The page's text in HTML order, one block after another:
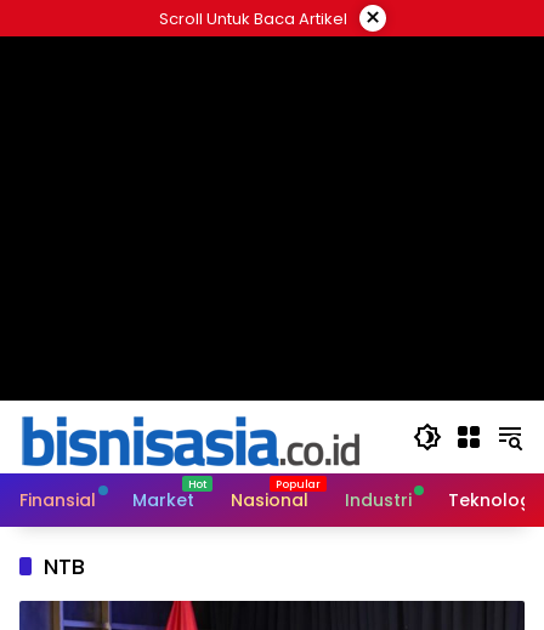
ke
Scroll Untuk Baca Artikel ×
Finansial Market Nasional Industri Teknologi
NTB